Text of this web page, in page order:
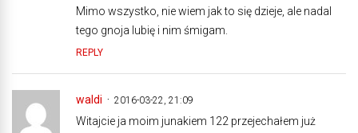
Mimo wszystko, nie wiem jak to się dzieje, ale nadal
tego gnoja lubię i nim śmigam.
REPLY
waldi 2016-03-22, 21:09
Witajcie ja moim junakiem 122 przejechałem już